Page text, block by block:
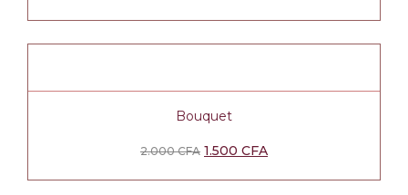
Bouquet
2.000CFA 1.500 CFA